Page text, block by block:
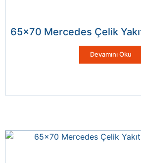
65×70 Mercedes Çelik
Devamını Oku